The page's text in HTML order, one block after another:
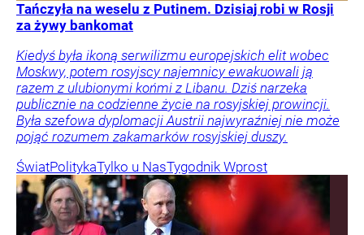
Tańczyła na weselu z Putinem. Dzisiaj robi w Rosji
za żywy bankomat
Kiedyś była ikoną serwilizmu europejskich elit wobec
Moskwy, potem rosyjscy najemnicy ewakuowali ją
razem z ulubionymi końmi z Libanu. Dziś narzeka
publicznie na codzienne życie na rosyjskiej prowincji.
Była szefowa dyplomacji Austrii najwyraźniej nie może
pojąć rozumem zakamarków rosyjskiej duszy.
ŚwiatPolitykaTylko u NasTygodnik Wprost